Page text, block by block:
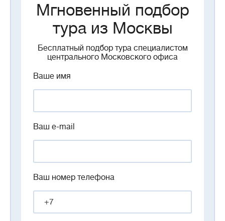
Мгновенный подбор
тура из Москвы
Бесплатный подбор тура специалистом
центрального Московского офиса
Ваше имя
Ваш e-mail
Ваш номер телефона